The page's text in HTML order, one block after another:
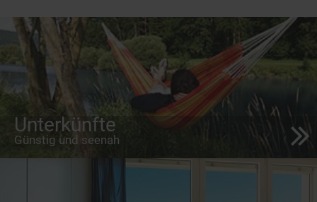
Unterkünfte
Günstig und seenah